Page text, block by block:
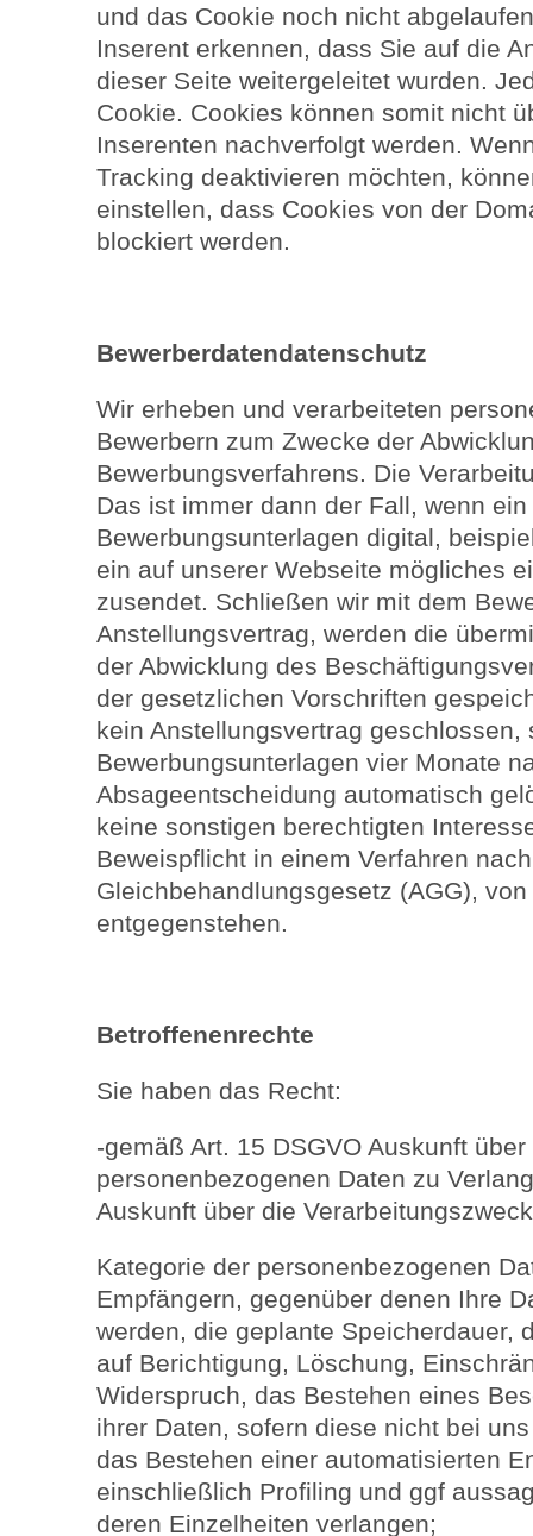
und das Cookie noch nicht
Inserent erkennen, dass Sie auf die
dieser Seite weitergeleitet wurden.
Cookie. Cookies können somit nicht
Inserenten nachverfolgt werden.
Tracking deaktivieren möchten,
einstellen, dass Cookies von der
blockiert werden.
Bewerberdatendatenschutz
Wir erheben und verarbeiteten
Bewerbern zum Zwecke der
Bewerbungsverfahrens. Die
Das ist immer dann der Fall, wenn
Bewerbungsunterlagen digital,
ein auf unserer Webseite mögliches
zusendet. Schließen wir mit dem
Anstellungsvertrag, werden die
der Abwicklung des
der gesetzlichen Vorschriften
kein Anstellungsvertrag geschlossen,
Bewerbungsunterlagen vier Monate
Absageentscheidung automatisch
keine sonstigen berechtigten
Beweispflicht in einem Verfahren
Gleichbehandlungsgesetz (AGG),
entgegenstehen.
Betroffenenrechte
Sie haben das Recht:
-gemäß Art. 15 DSGVO Auskunft
personenbezogenen Daten zu
Auskunft über die
Kategorie der personenbezogenen
Empfängern, gegenüber denen Ihre
werden, die geplante Speicherdauer,
auf Berichtigung, Löschung,
Widerspruch, das Bestehen eines
ihrer Daten, sofern diese nicht bei
das Bestehen einer automatisierten
einschließlich Profiling und ggf
deren Einzelheiten verlangen;